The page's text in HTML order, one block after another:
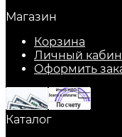
Магазин
Корзина
Личный
Оформить
Каталог